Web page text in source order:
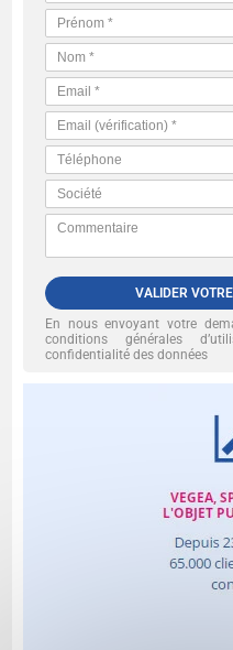
VALIDER
En nous envoyant votre
conditions générales
confidentialité des données